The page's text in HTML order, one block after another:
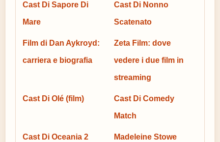
Cast Di Sapore Di
Mare
Cast Di Nonno
Scatenato
Film di Dan Aykroyd:
carriera e biografia
Zeta Film: dove
vedere i due film in
streaming
Cast Di Olé (film) Cast Di Comedy
Match
Cast Di Oceania 2 Madeleine Stowe